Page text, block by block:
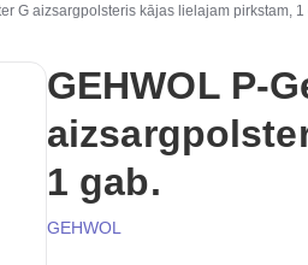
G aizsargpolsteris kājas lielajam pirkstam, 1
GEHWOL P-
1 gab.
GEHWOL